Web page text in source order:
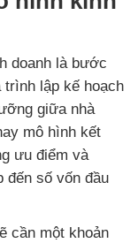
doanh là bước
trình lập kế hoạch
giữa nhà
mô hình kết
ưu điểm và
đến số vốn đầu
cần một khoản